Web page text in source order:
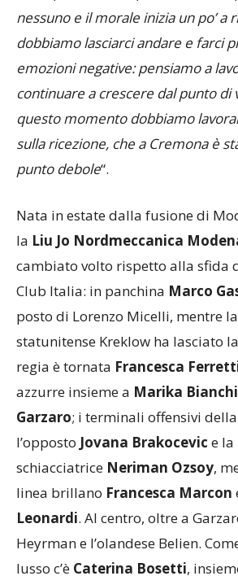
sarebbe stata difficile, con una
e inesperta. Certo, perdere non fa
nessuno e il morale inizia un po’ a
dobbiamo lasciarci andare e farci
emozioni negative: pensiamo a
continuare a crescere dal punto di
questo momento dobbiamo
punto debole“.
Nata in estate dalla fusione di
laLiu Jo Nordmeccanica
cambiato volto rispetto alla sfida
Club Italia: in panchina Marco
posto di Lorenzo Micelli, mentre
statunitense Kreklow ha lasciato la
regia è tornataFrancesca Ferretti
azzurre insieme a Marika
Garzaro; i terminali offensivi
l’oppostoJovana Brakocevice la
schiacciatriceNeriman Ozsoy,
linea brillanoFrancesca Marcon
Leonardi. Al centro, oltre a